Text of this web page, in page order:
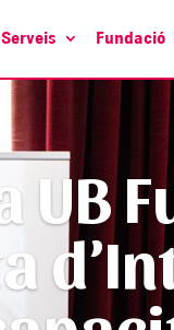
Serveis Fundació